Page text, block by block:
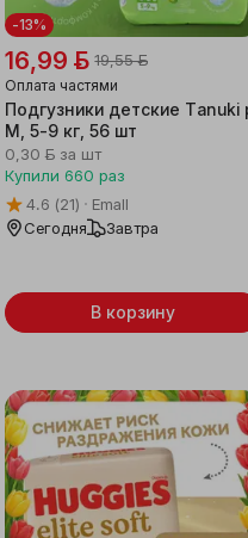
-13%
16,99 ƃ 19,55 ƃ
Оплата частями
Подгузники детские Tanuki
M, 5-9 кг, 56 шт
0,30 ƃ за шт
Купили 660 раз
4.6 (21)
Emall
Сегодня
Завтра
В корзину